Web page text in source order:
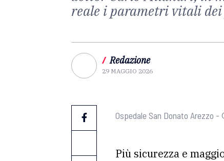
reale i parametri vitali
/ Redazione
29 MAGGIO 2026
Ospedale San Donato Arezzo
Più sicurezza e